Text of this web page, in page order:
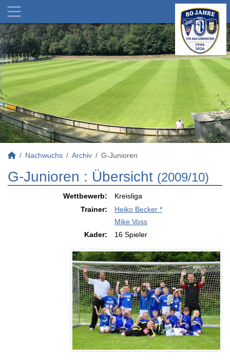
Nachwuchs Archiv G-Junioren
G-Junioren : Übersicht (2009/10)
Wettbewerb:
Kreisliga
Trainer:
Heiko Becker *
Mike Voss
Kader:
16 Spieler